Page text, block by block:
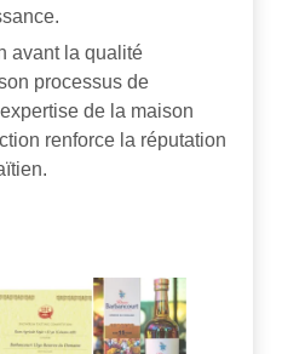
avant la qualité
processus de
de la maison
renforce la réputation